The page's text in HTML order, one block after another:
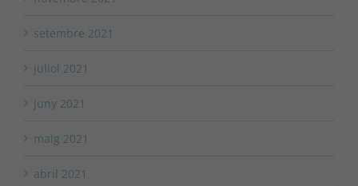
setembre 2021
juliol 2021
juny 2021
maig 2021
abril 2021